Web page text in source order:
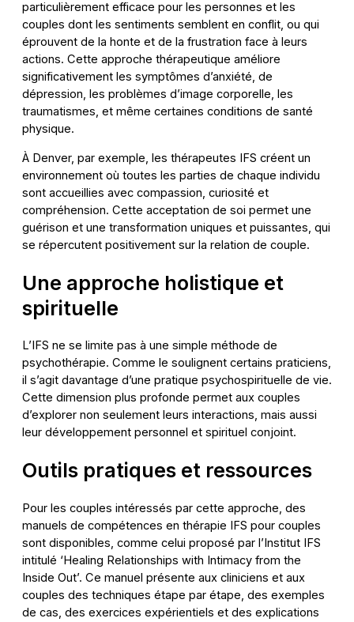
particulièrement efficace pour les personnes et les
couples dont les sentiments semblent en conflit, ou qui
éprouvent de la honte et de la frustration face à leurs
actions. Cette approche thérapeutique améliore
significativement les symptômes d’anxiété, de
dépression, les problèmes d’image corporelle, les
traumatismes, et même certaines conditions de santé
physique.
À Denver, par exemple, les thérapeutes IFS créent un
environnement où toutes les parties de chaque individu
sont accueillies avec compassion, curiosité et
compréhension. Cette acceptation de soi permet une
guérison et une transformation uniques et puissantes, qui
se répercutent positivement sur la relation de couple.
Une approche holistique et
spirituelle
L’IFS ne se limite pas à une simple méthode de
psychothérapie. Comme le soulignent certains praticiens,
il s’agit davantage d’une pratique psychospirituelle de vie.
Cette dimension plus profonde permet aux couples
d’explorer non seulement leurs interactions, mais aussi
leur développement personnel et spirituel conjoint.
Outils pratiques et ressources
Pour les couples intéressés par cette approche, des
manuels de compétences en thérapie IFS pour couples
sont disponibles, comme celui proposé par l’Institut IFS
intitulé ‘Healing Relationships with Intimacy from the
Inside Out’. Ce manuel présente aux cliniciens et aux
couples des techniques étape par étape, des exemples
de cas, des exercices expérientiels et des explications